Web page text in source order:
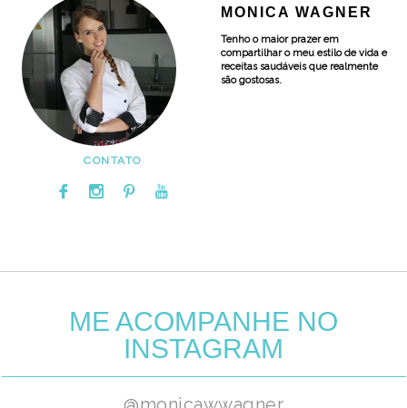
MONICA WAGNER
Tenho o maior prazer em
compartilhar o meu estilo de vida e
receitas saudáveis que realmente
são gostosas.
CONTATO
ME ACOMPANHE NO
INSTAGRAM